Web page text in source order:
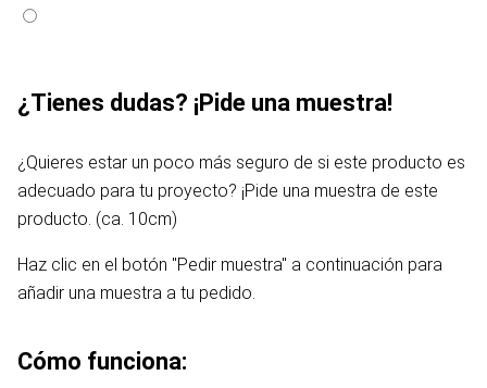
¿Tienes dudas? ¡Pide una muestra!
¿Quieres estar un poco más seguro de si este producto es
adecuado para tu proyecto? ¡Pide una muestra de este
producto. (ca. 10cm)
Haz clic en el botón "Pedir muestra" a continuación para
añadir una muestra a tu pedido.
Cómo funciona: